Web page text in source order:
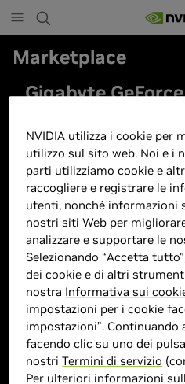
Marketplace
Gigabyte
16 GB GDDR7,
2617 MHz
DisplayPort, 1 x
N506TEAGLE
NVIDIA utilizza i cookie per
utilizzo sul sito web. Noi e i
parti utilizziamo cookie e
raccogliere e registrare le
utenti, nonché informazioni
nostri siti Web per
analizzare e supportare le
Selezionando “Accetta
dei cookie e di altri
nostra Informativa sui
impostazioni per i cookie
impostazioni”. Continuando
facendo clic su uno dei
nostriTermini di servizio
Per ulteriori informazioni